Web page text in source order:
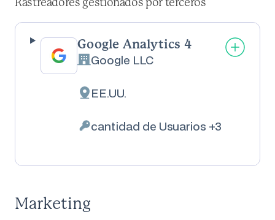
Google Analytics 4
Empresa:
Google LLC
Lugar de tratamiento:
EE.UU.
Datos Personales tratados:
cantidad de Usuarios +3
Marketing